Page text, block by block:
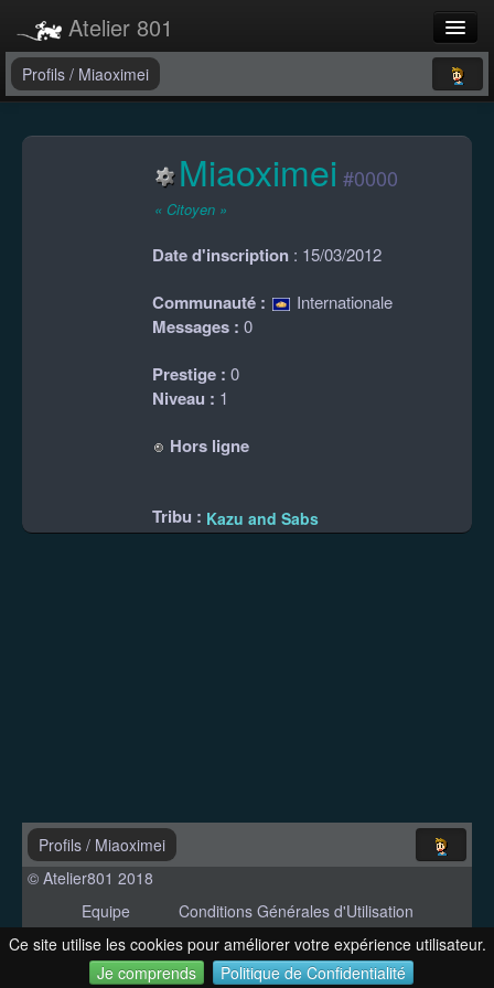
Ce site utilise les cookies pour améliorer votre expérience utilisateur.
Je comprends
Politique de Confidentialité
Atelier 801
Forums
Profils / Miaoximei
Miaoximei #0000
« Citoyen »
Date d'inscription : 15/03/2012
Communauté : Internationale
Messages : 0
Prestige : 0
Niveau : 1
Hors ligne
Tribu : Kazu and Sabs
Profils / Miaoximei
© Atelier801 2018
Equipe
Conditions Générales d'Utilisation
Politique de Confidentialité
Contact
Version 1.27